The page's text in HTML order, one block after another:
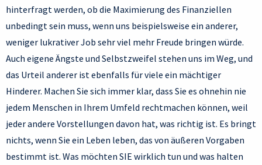
hinterfragt werden, ob die Maximierung des Finanziellen
unbedingt sein muss, wenn uns beispielsweise ein anderer,
weniger lukrativer Job sehr viel mehr Freude bringen würde.
Auch eigene Ängste und Selbstzweifel stehen uns im Weg, und
das Urteil anderer ist ebenfalls für viele ein mächtiger
Hinderer. Machen Sie sich immer klar, dass Sie es ohnehin nie
jedem Menschen in Ihrem Umfeld rechtmachen können, weil
jeder andere Vorstellungen davon hat, was richtig ist. Es bringt
nichts, wenn Sie ein Leben leben, das von äußeren Vorgaben
bestimmt ist. Was möchten SIE wirklich tun und was halten